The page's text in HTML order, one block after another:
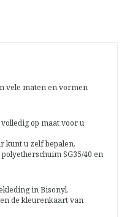
vele maten en vormen
op maat voor u
kunt u zelf bepalen.
SG35/40 en
in Bisonyl.
de kleurenkaart van